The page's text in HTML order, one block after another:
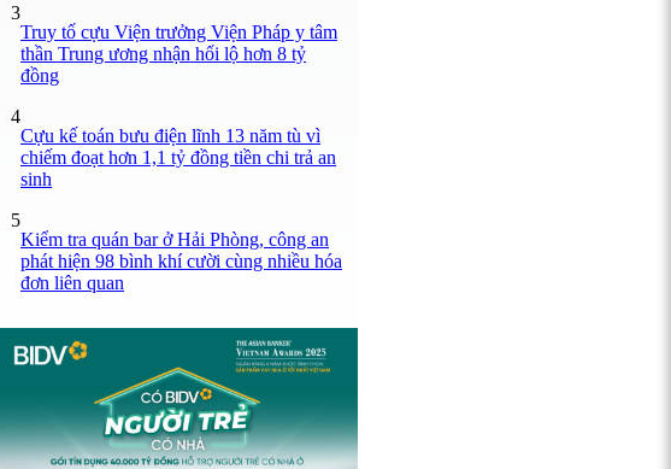
3
Truy tố cựu Viện trưởng Viện Pháp y tâm
thần Trung ương nhận hối lộ hơn 8 tỷ
đồng
4
Cựu kế toán bưu điện lĩnh 13 năm tù vì
chiếm đoạt hơn 1,1 tỷ đồng tiền chi trả an
sinh
5
Kiểm tra quán bar ở Hải Phòng, công an
phát hiện 98 bình khí cười cùng nhiều hóa
đơn liên quan